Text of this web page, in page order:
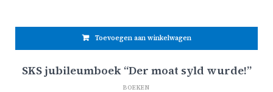
Toevoegen aan winkelwagen
SKS jubileumboek “Der moat syld wurde!”
BOEKEN